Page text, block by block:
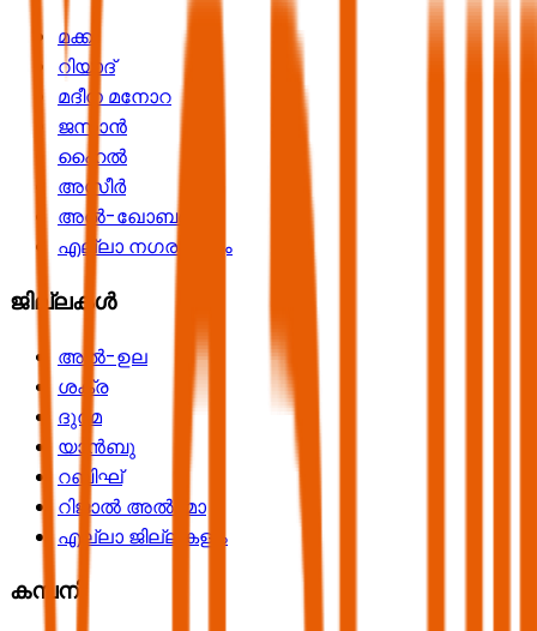
മക്ക
റിയാദ്
മദീന മനോറ
ജസാൻ
ഹൈൽ
അസീർ
അൽ-ഖോബർ
എല്ലാ നഗരങ്ങളും
ജില്ലകൾ
അൽ-ഉല
ശക്ര
ദുർമ
യാൻബു
റബിഘ്
റിജാൽ അൽ-മാ
എല്ലാ ജില്ലകളും
കമ്പനി